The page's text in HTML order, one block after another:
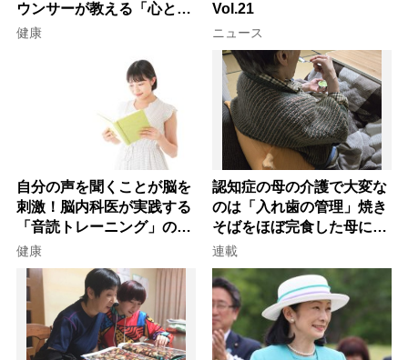
ウンサーが教える「心と体
を元気にする音読の習慣」
健康
Vol.21
ニュース
自分の声を聞くことが脳を
刺激！脳内科医が実践する
「音読トレーニング」の極
意
健康
認知症の母の介護で大変な
のは「入れ歯の管理」焼き
そばをほぼ完食した母に息
子が血の気が引いた理由
連載